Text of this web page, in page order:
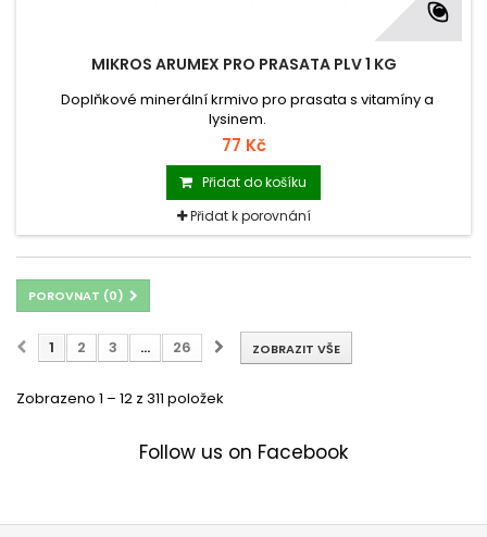
MIKROS ARUMEX PRO PRASATA PLV 1 KG
Doplňkové minerální krmivo pro prasata s vitamíny a
lysinem.
77 Kč
Přidat do košíku
Přidat k porovnání
POROVNAT (0)
ZOBRAZIT VŠE
1 2 3 ... 26
Zobrazeno 1 – 12 z 311 položek
Follow us on Facebook